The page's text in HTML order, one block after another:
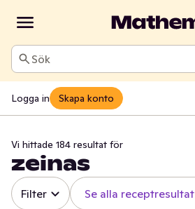
Sök
Logga in Skapa konto
Vi hittade 184 resultat för
zeinas
Filter
Se alla receptresultat